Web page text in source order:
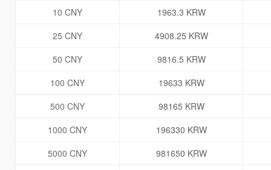
10 CNY
1963.3 KRW
25 CNY
4908.25 KRW
50 CNY
9816.5 KRW
100 CNY
19633 KRW
500 CNY
98165 KRW
1000 CNY
196330 KRW
5000 CNY
981650 KRW